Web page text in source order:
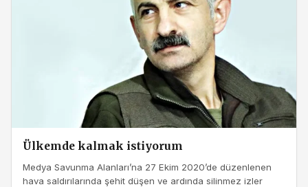
Ülkemde kalmak istiyorum
Medya Savunma Alanları’na 27 Ekim 2020’de düzenlenen
hava saldırılarında şehit düşen ve ardında silinmez izler